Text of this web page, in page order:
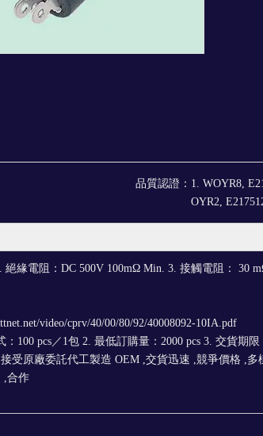
品質認證： 1. WOYR8,
OYR2,
絕緣電阻：DC 500V 100mΩ Min. 3. 接觸電阻： 30
video/cprv/40/00/80/92/40008092-10IA.pdf
：100 pcs／1包 2. 最低訂購量：2000 pcs 3. 交貨期
受原廠委託代工製造 OEM ,交貨迅速 ,競爭價格 ,
,合作